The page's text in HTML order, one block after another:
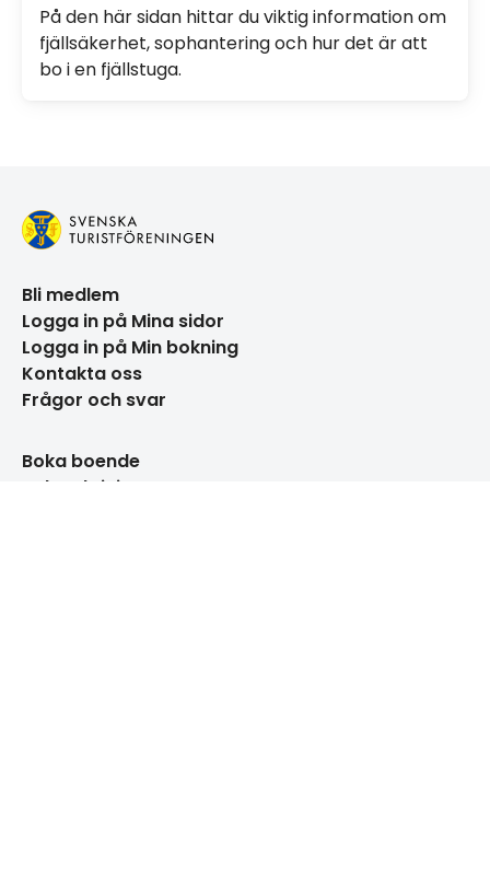
På den här sidan hittar du viktig information om
fjällsäkerhet, sophantering och hur det är att
bo i en fjällstuga.
Bli medlem
Logga in på Mina sidor
Logga in på Min bokning
Kontakta oss
Frågor och svar
Boka boende
Boka aktiviteter